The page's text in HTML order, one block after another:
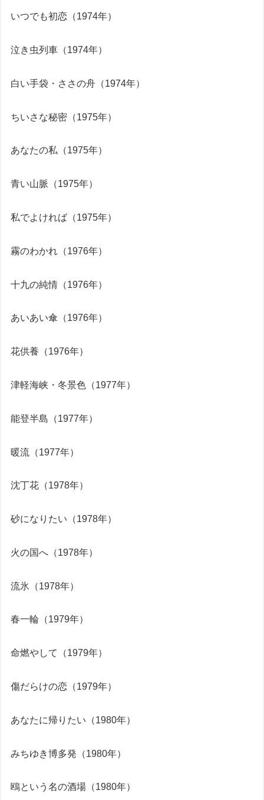
いつでも初恋（1974年）
泣き虫列車（1974年）
白い手袋・ささの舟（1974年）
ちいさな秘密（1975年）
あなたの私（1975年）
青い山脈（1975年）
私でよければ（1975年）
霧のわかれ（1976年）
十九の純情（1976年）
あいあい傘（1976年）
花供養（1976年）
津軽海峡・冬景色（1977年）
能登半島（1977年）
暖流（1977年）
沈丁花（1978年）
砂になりたい（1978年）
火の国へ（1978年）
流氷（1978年）
春一輪（1979年）
命燃やして（1979年）
傷だらけの恋（1979年）
あなたに帰りたい（1980年）
みちゆき博多発（1980年）
鴎という名の酒場（1980年）